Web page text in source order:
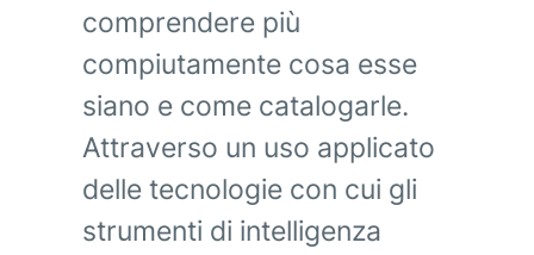
comprendere più
compiutamente cosa esse
siano e come catalogarle.
Attraverso un uso applicato
delle tecnologie con cui gli
strumenti di intelligenza